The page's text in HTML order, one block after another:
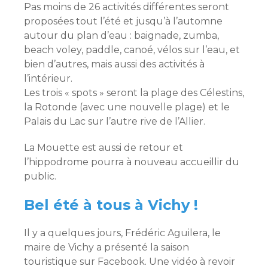
Pas moins de 26 activités différentes seront
proposées tout l’été et jusqu’à l’automne
autour du plan d’eau : baignade, zumba,
beach voley, paddle, canoé, vélos sur l’eau, et
bien d’autres, mais aussi des activités à
l’intérieur.
Les trois « spots » seront la plage des Célestins,
la Rotonde (avec une nouvelle plage) et le
Palais du Lac sur l’autre rive de l’Allier.
La Mouette est aussi de retour et
l’hippodrome pourra à nouveau accueillir du
public.
Bel été à tous à Vichy !
Il y a quelques jours, Frédéric Aguilera, le
maire de Vichy a présenté la saison
touristique sur Facebook. Une vidéo à revoir